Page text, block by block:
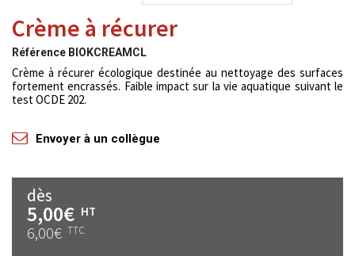
Crème à récurer
Référence BIOKCREAMCL
Crème à récurer écologique destinée au nettoyage des surfaces
fortement encrassés. Faible impact sur la vie aquatique suivant le
test OCDE 202.
Envoyer à un collègue
dès
5,00€ HT
6,00€ TTC